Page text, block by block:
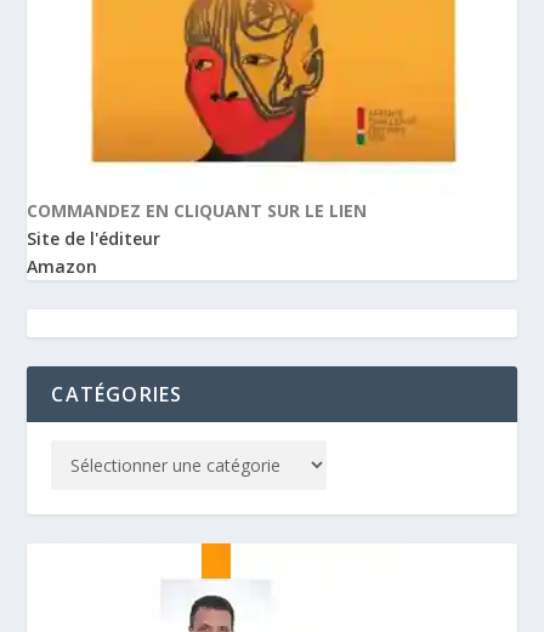
COMMANDEZ EN CLIQUANT SUR LE LIEN
Site de l'éditeur
Amazon
CATÉGORIES